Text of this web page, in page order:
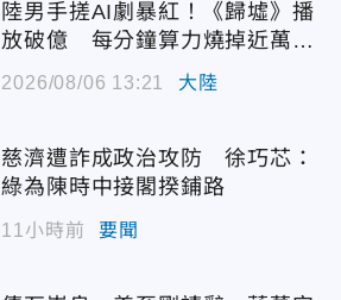
陸男手搓AI劇暴紅！《歸墟》播
放破億 每分鐘算力燒掉近萬台
2026/08/06 13:21 大陸
慈濟遭詐成政治攻防 徐巧芯：
綠為陳時中接閣揆鋪路
11小時前 要聞